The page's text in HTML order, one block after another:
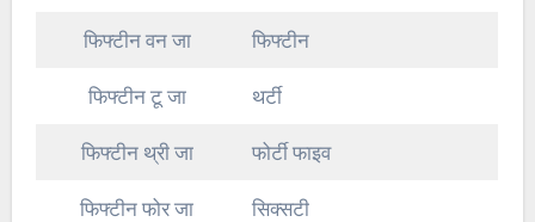
फिफ्टीन वन जा फिफ्टीन
फिफ्टीन टू जा थर्टी
फिफ्टीन थ्री जा फोर्टी फाइव
फिफ्टीन फोर जा सिक्सटी